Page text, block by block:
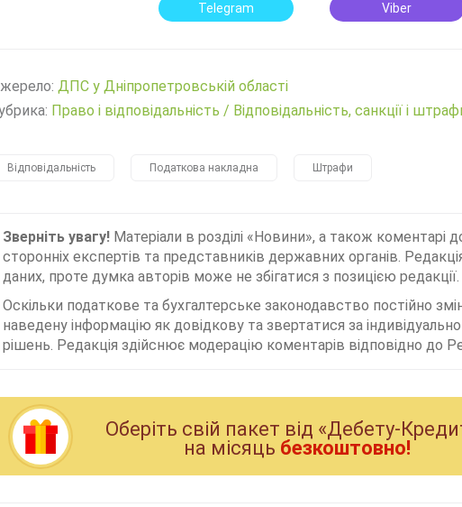
Telegram Viber
ДПС у Дніпропетровській області
Право і відповідальність / Відповідальність, санкції і
Відповідальність Податкова накладна Штрафи
Зверніть увагу! Матеріали в розділі «Новини», а також коментарі
сторонніх експертів та представників державних органів.
даних, проте думка авторів може не збігатися з позицією редакції.
Оскільки податкове та бухгалтерське законодавство постійно
наведену інформацію як довідкову та звертатися за
рішень. Редакція здійснює модерацію коментарів відповідно до
Оберiть свiй пакет вiд «Дебету-
на мiсяць безкоштовно!